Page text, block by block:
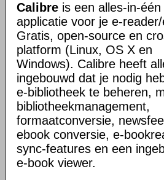
Calibre is een alles-in-één
applicatie voor je e-
Gratis, open-source en
platform (Linux, OS X en
Windows). Calibre heeft
ingebouwd dat je nodig
e-bibliotheek te beheren,
bibliotheekmanagement,
formaatconversie,
ebook conversie, e-
sync-features en een
e-book viewer.